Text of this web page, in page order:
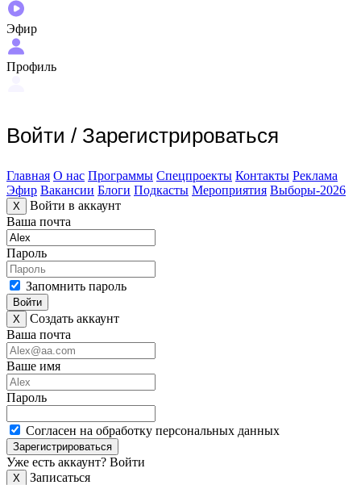
Эфир
Профиль
Войти / Зарегистрироваться
Главная О нас Программы Спецпроекты Контакты Реклама
Эфир Вакансии Блоги Подкасты Мероприятия Выборы-2026
X
Войти в аккаунт
Ваша почта
Пароль
Запомнить пароль
Войти
X
Создать аккаунт
Ваша почта
Ваше имя
Пароль
Согласен на обработку персональных данных
Зарегистрироваться
Уже есть аккаунт? Войти
X
Записаться